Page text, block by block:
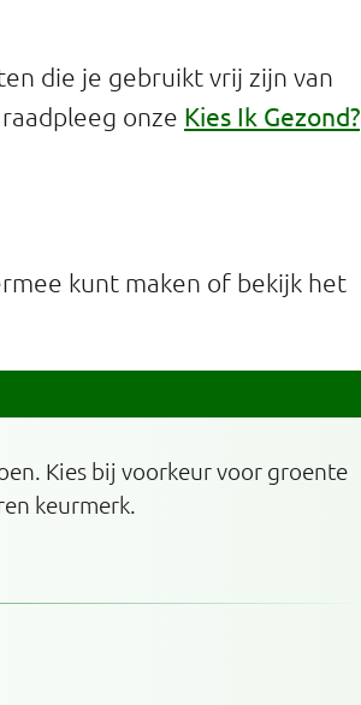
die je gebruikt vrij zijn van
onze Kies Ik Gezond?
kunt maken of bekijk het
Kies bij voorkeur voor groente
keurmerk.